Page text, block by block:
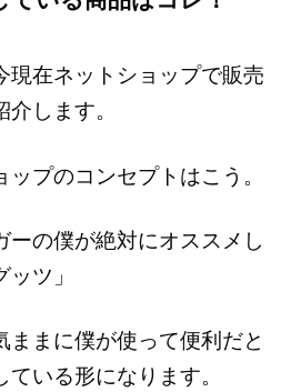
現在ネットショップで販売
します。
プのコンセプトはこう。
ーの僕が絶対にオススメし
ツ」
ままに僕が使って便利だと
いる形になります。